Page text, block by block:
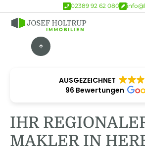
02389 92 62 080
AUSGEZEICHNET
96 Bewertungen
IHR
MAKLER IN